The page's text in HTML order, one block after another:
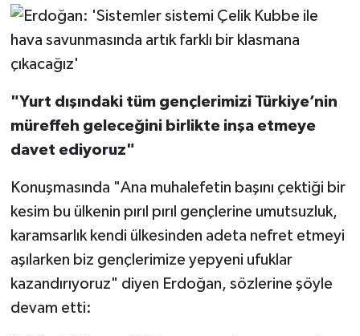
"Yurt dışındaki tüm gençlerimizi Türkiye’nin
müreffeh geleceğini birlikte inşa etmeye
davet ediyoruz"
Konuşmasında "Ana muhalefetin başını çektiği bir
kesim bu ülkenin pırıl pırıl gençlerine umutsuzluk,
karamsarlık kendi ülkesinden adeta nefret etmeyi
aşılarken biz gençlerimize yepyeni ufuklar
kazandırıyoruz" diyen Erdoğan, sözlerine şöyle
devam etti: